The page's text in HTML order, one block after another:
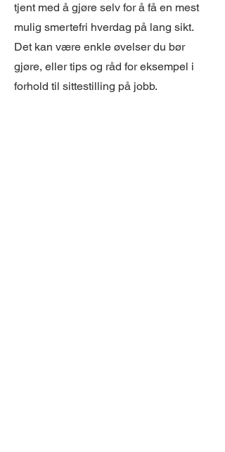
tjent med å gjøre selv for å få en mest
mulig smertefri hverdag på lang sikt.
Det kan være enkle øvelser du bør
gjøre, eller tips og råd for eksempel i
forhold til sittestilling på jobb.